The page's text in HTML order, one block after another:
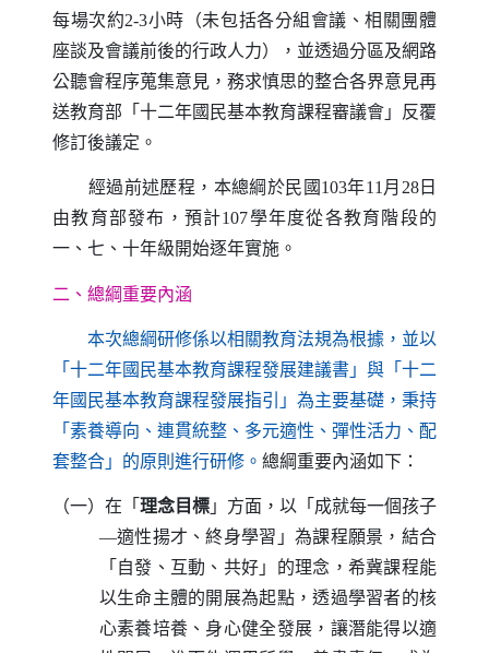
每場次約2-3小時（未包括各分組會議、相關團體
座談及會議前後的行政人力），並透過分區及網路
公聽會程序蒐集意見，務求慎思的整合各界意見再
送教育部「十二年國民基本教育課程審議會」反覆
修訂後議定。
經過前述歷程，本總綱於民國 103年11 月 28日
由教育部發布，預計107學年度從各教育階段的
一、七、十年級開始逐年實施。
二、總綱重要內涵
本次總綱研修係以相關教育法規為根據，並以
「十二年國民基本教育課程發展建議書」與「十二
年國民基本教育課程發展指引」為主要基礎，秉持
「素養導向、連貫統整、多元適性、彈性活力、配
套整合」的原則進行研修。 總綱重要內涵如下：
（一）在「 理念目標 」方面，以「成就每一個孩子
—適性揚才、終身學習」為課程願景，結合
「自發、互動、共好」的理念，希冀課程能
以生命主體的開展為起點，透過學習者的核
心素養培養、身心健全發展，讓潛能得以適